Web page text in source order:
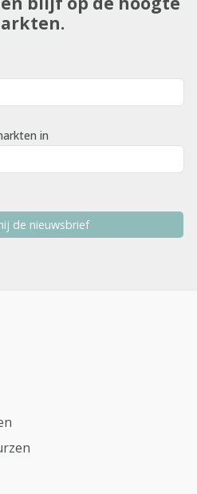
in
stuur mij de nieuwsbrief